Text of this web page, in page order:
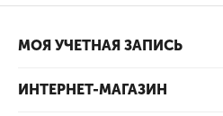
МОЯ УЧЕТНАЯ ЗАПИСЬ
ИНТЕРНЕТ-МАГАЗИН